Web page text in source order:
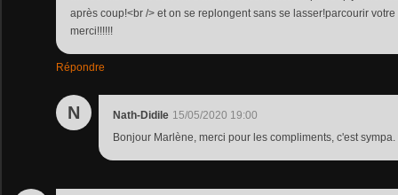
après coup!<br /> et on se replongent sans se lasser!parcourir
merci!!!!!!
Répondre
N Nath-Didile 15/05/2020 19:00
Bonjour Marlène, merci pour les compliments, c'est sympa.